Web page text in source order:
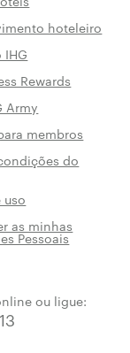
hoteleiro
Rewards
Army
membros
do
uso
as minhas
Pessoais
ou ligue: